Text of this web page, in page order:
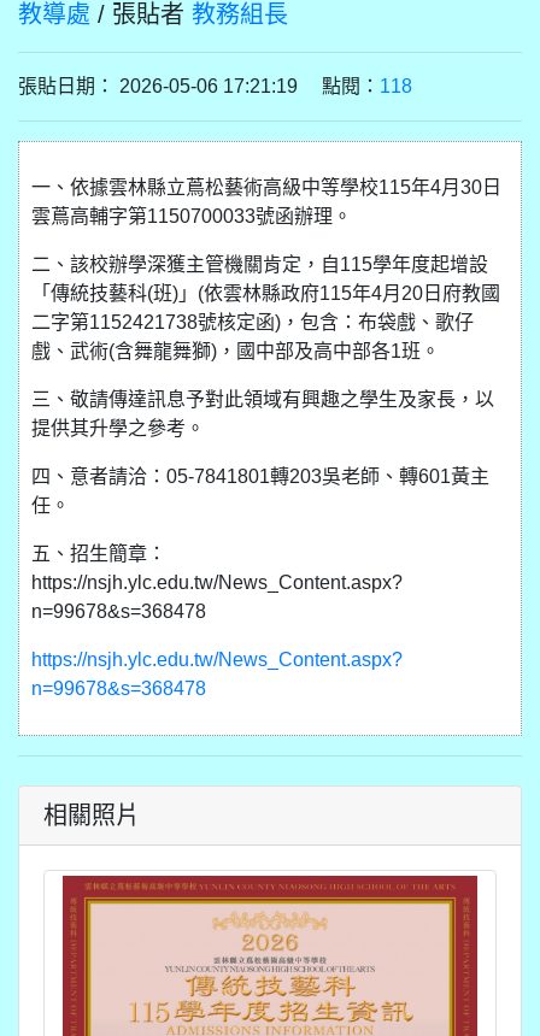
教導處 / 張貼者 教務組長
張貼日期： 2026-05-06 17:21:19 點閱： 118
一、依據雲林縣立蔦松藝術高級中等學校115年4月30日
雲蔦高輔字第1150700033號函辦理。
二、該校辦學深獲主管機關肯定，自115學年度起增設
「傳統技藝科(班)」(依雲林縣政府115年4月20日府教國
二字第1152421738號核定函)，包含：布袋戲、歌仔
戲、武術(含舞龍舞獅)，國中部及高中部各1班。
三、敬請傳達訊息予對此領域有興趣之學生及家長，以
提供其升學之參考。
四、意者請洽：05-7841801轉203吳老師、轉601黃主
任。
五、招生簡章：
https://nsjh.ylc.edu.tw/News_Content.aspx?
n=99678&s=368478
https://nsjh.ylc.edu.tw/News_Content.aspx?
n=99678&s=368478
相關照片